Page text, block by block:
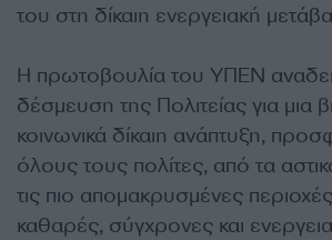
του στη δίκαιη ενεργειακή
Η πρωτοβουλία του ΥΠΕΝ
δέσμευση της Πολιτείας για μια
κοινωνικά δίκαιη ανάπτυξη,
όλους τους πολίτες, από τα
τις πιο απομακρυσμένες
καθαρές, σύγχρονες και